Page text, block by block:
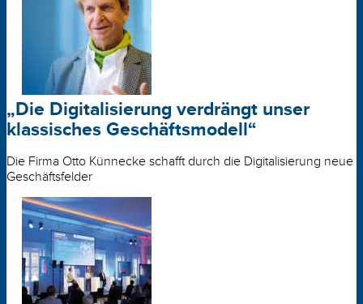
„Die Digitalisierung verdrängt unser
klassisches Geschäftsmodell“
Die Firma Otto Künnecke schafft durch die Digitalisierung neue
Geschäftsfelder